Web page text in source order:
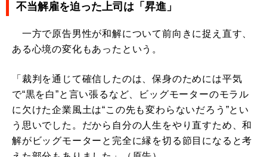
不当解雇を迫った上司は「昇進」
一方で原告男性が和解について前向きに捉え直す、
ある心境の変化もあったという。
「裁判を通じて確信したのは、保身のためには平気
で“黒を白”と言い張るなど、ビッグモーターのモラル
に欠けた企業風土は“この先も変わらないだろう”とい
う思いでした。だから自分の人生をやり直すため、和
解がビッグモーターと完全に縁を切る節目になると考